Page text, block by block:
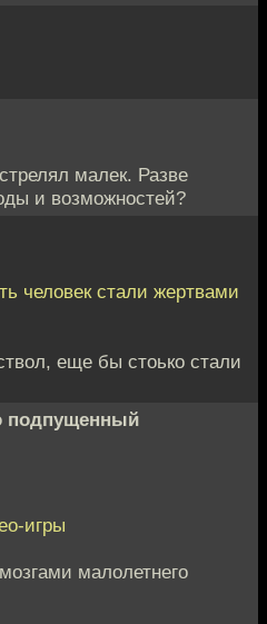
малек. Разве
и возможностей?
человек стали жертвами
еще бы стоько стали
подпущенный
игры
малолетнего